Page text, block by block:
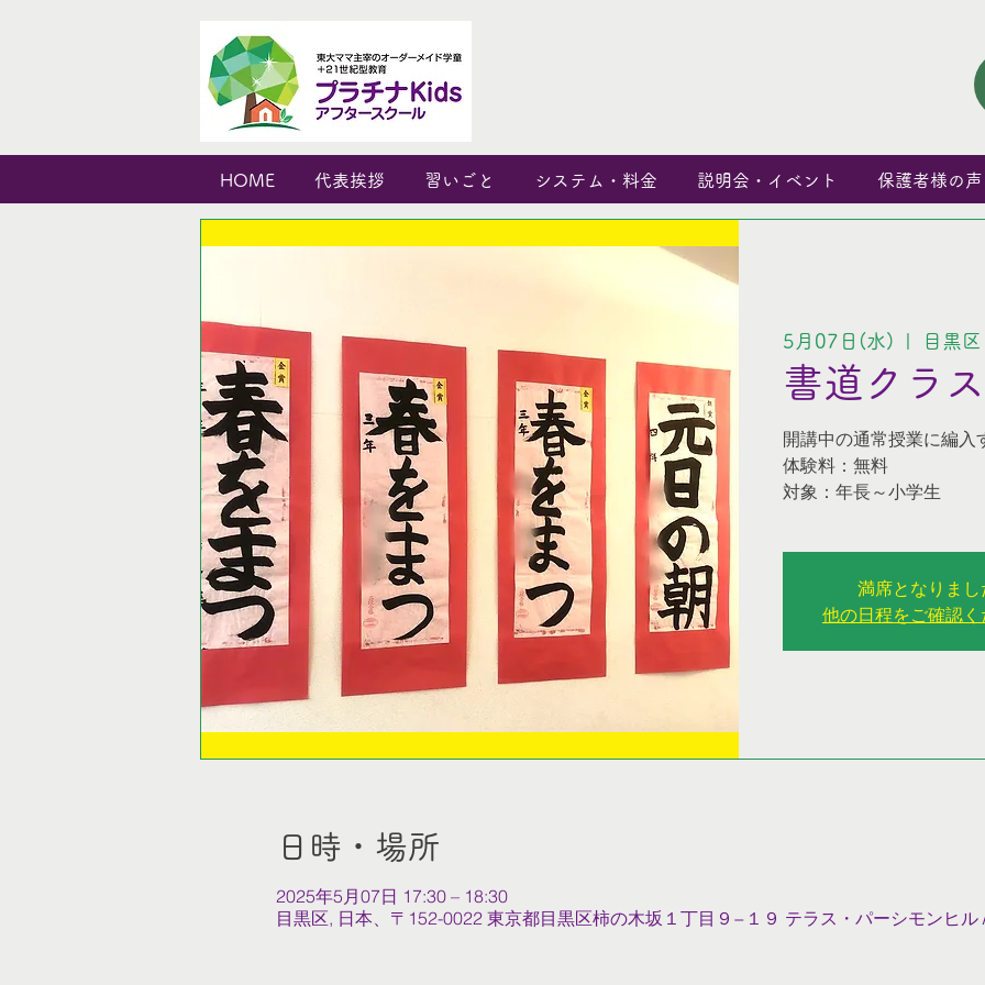
HOME 代表挨拶 習いごと システム・料金 説明会・イベント 保護者様の声
5月07日(水) 目黒区
書道クラ
開講中の通常授業に編入
体験料：無料
対象：年長～小学生
満席となりまし
他の日程をご確認く
日時・場所
2025年5月07日 17:30 – 18:30
目黒区, 日本、〒152-0022 東京都目黒区柿の木坂１丁目９−１９ テラス・パーシモンヒル